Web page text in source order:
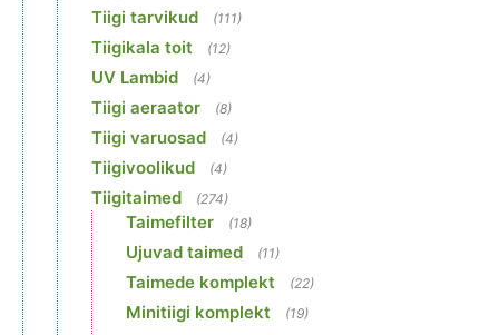
Tiigi tarvikud (111)
Tiigikala toit (12)
UV Lambid (4)
Tiigi aeraator (8)
Tiigi varuosad (4)
Tiigivoolikud (4)
Tiigitaimed (274)
Taimefilter (18)
Ujuvad taimed (11)
Taimede komplekt (22)
Minitiigi komplekt (19)